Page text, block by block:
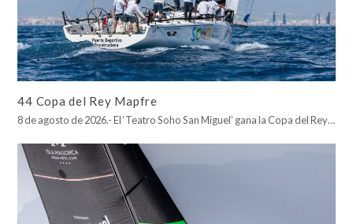
44 Copa del Rey Mapfre
8 de agosto de 2026.- El ‘Teatro Soho San Miguel’ gana la Copa del Rey…